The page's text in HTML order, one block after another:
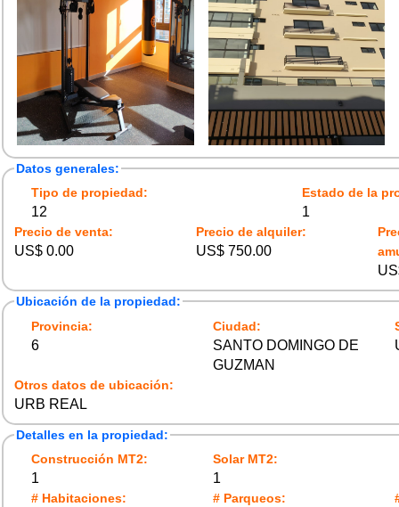
Datos generales:
Tipo de propiedad:
12
Estado de la
1
Precio de venta:
US$ 0.00
Precio de alquiler:
US$ 750.00
Ubicación de la propiedad:
Provincia:
6
Ciudad:
SANTO DOMINGO DE
GUZMAN
Otros datos de ubicación:
URB REAL
Detalles en la propiedad:
Construcción MT2:
1
Solar MT2:
1
# Habitaciones: # Parqueos: